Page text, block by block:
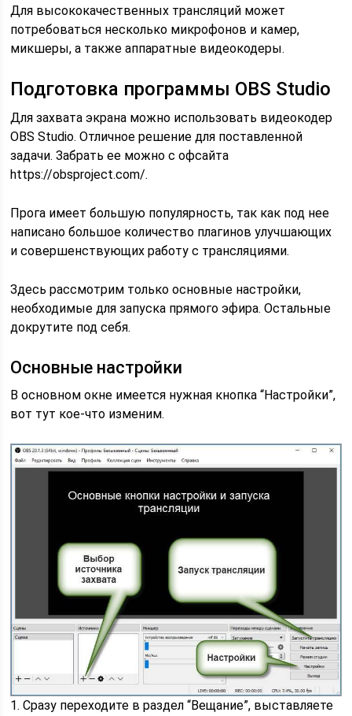
Для высококачественных трансляций может
потребоваться несколько микрофонов и камер,
микшеры, а также аппаратные видеокодеры.
Подготовка программы OBS Studio
Для захвата экрана можно использовать видеокодер
OBS Studio. Отличное решение для поставленной
задачи. Забрать ее можно с офсайта
https://obsproject.com/.
Прога имеет большую популярность, так как под нее
написано большое количество плагинов улучшающих
и совершенствующих работу с трансляциями.
Здесь рассмотрим только основные настройки,
необходимые для запуска прямого эфира. Остальные
докрутите под себя.
Основные настройки
В основном окне имеется нужная кнопка “Настройки”,
вот тут кое-что изменим.
1. Сразу переходите в раздел “Вещание”, выставляете